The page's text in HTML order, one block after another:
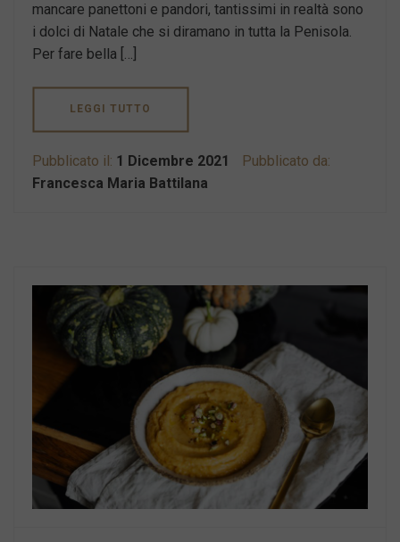
mancare panettoni e pandori, tantissimi in realtà sono
i dolci di Natale che si diramano in tutta la Penisola.
Per fare bella […]
LEGGI TUTTO
Pubblicato il: 1 Dicembre 2021
Pubblicato da:
Francesca Maria Battilana